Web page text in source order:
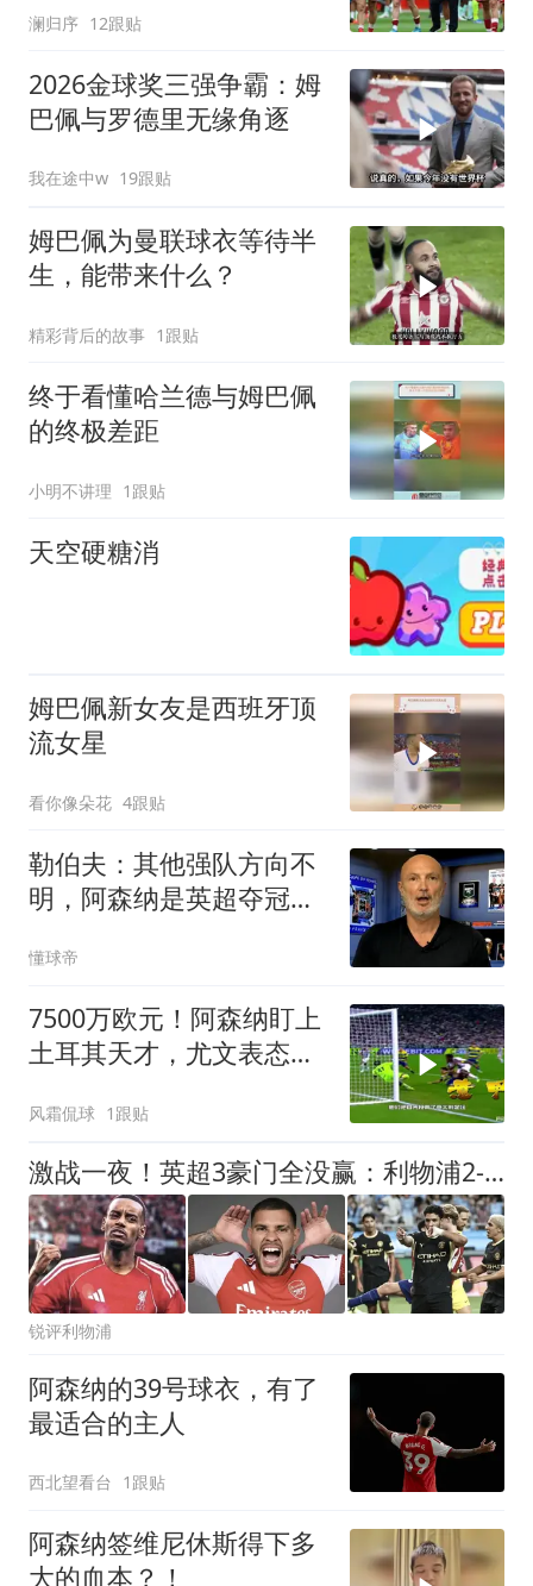
澜归序 12跟贴
2026金球奖三强争霸：姆
巴佩与罗德里无缘角逐
我在途中w 19跟贴
姆巴佩为曼联球衣等待半
生，能带来什么？
精彩背后的故事 1跟贴
终于看懂哈兰德与姆巴佩
的终极差距
小明不讲理 1跟贴
天空硬糖消
姆巴佩新女友是西班牙顶
流女星
看你像朵花 4跟贴
勒伯夫：其他强队方向不
明，阿森纳是英超夺冠最
懂球帝
7500万欧元！阿森纳盯上
土耳其天才，尤文表态：
风霜侃球 1跟贴
激战一夜！英超3豪门全没赢：利物浦2-0后被绝杀，阿森纳主场丢冠
锐评利物浦
阿森纳的39号球衣，有了
最适合的主人
西北望看台 1跟贴
阿森纳签维尼休斯得下多
大的血本？！